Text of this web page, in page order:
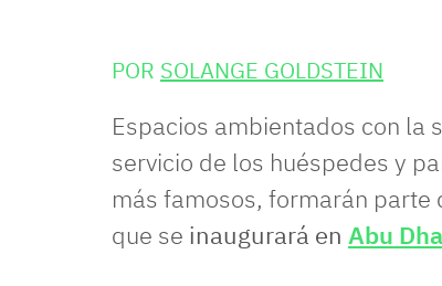
POR SOLANGE GOLDSTEIN
Espacios ambientados con la
servicio de los huéspedes y
más famosos, formarán parte
que se inaugurará en Abu